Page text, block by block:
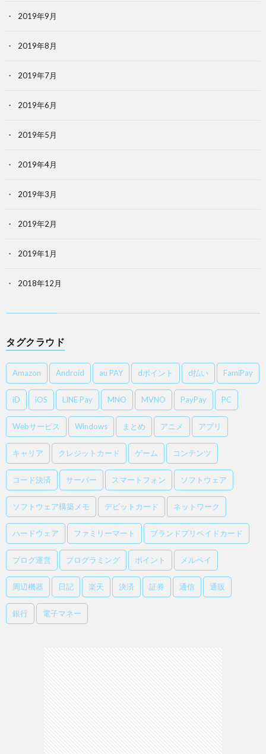
2019年9月
2019年8月
2019年7月
2019年6月
2019年5月
2019年4月
2019年3月
2019年2月
2019年1月
2018年12月
タグクラウド
Amazon Android au PAY dポイント d払い FamiPay
iD iOS LINE Pay MNO MVNO PayPay PC
Webサービス Windows まとめ アニメ アプリ
キャリア クレジットカード ゲーム コンテンツ
コード決済 サーバー スマートフォン ソフトウェア
ソフトウェア構築メモ デビットカード ネットワーク
ハードウェア ファミリーマート ブランドプリペイドカード
ブログ運営 プログラミング ポイント メルペイ
周辺機器 日記 楽天 決済 証券 通信 通販
銀行 電子マネー